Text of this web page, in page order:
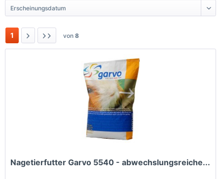
1 von 8
Nagetierfutter Garvo 5540 - abwechslungsreiche...